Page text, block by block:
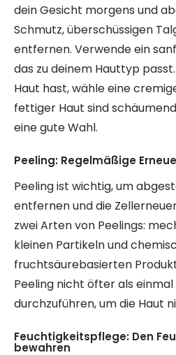
dein Gesicht morgens und
Schmutz, überschüssigen
entfernen. Verwende ein
das zu deinem Hauttyp
Haut hast, wähle eine
fettiger Haut sind
eine gute Wahl.
Peeling: Regelmäßige
Peeling ist wichtig, um
entfernen und die
zwei Arten von Peelings:
kleinen Partikeln und
fruchtsäurebasierten
Peeling nicht öfter als
durchzuführen, um die Haut
Feuchtigkeitspflege: Den
bewahren